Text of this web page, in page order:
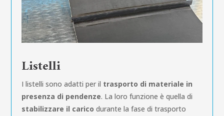
Listelli
I listelli sono adatti per il trasporto di materiale in
presenza di pendenze. La loro funzione è quella di
stabilizzare il carico durante la fase di trasporto